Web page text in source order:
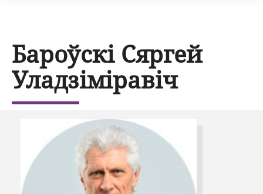
Бароўскі Сяргей
Уладзіміравіч